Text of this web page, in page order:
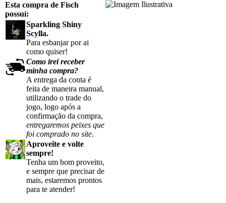
Esta compra de Fisch
possuí:
Sparkling Shiny
Scylla.
Para esbanjar por ai
como quiser!
Como irei receber
minha compra?
A entrega da conta é
feita de maneira manual,
utilizando o trade do
jogo, logo após a
confirmação da compra,
entregaremos peixes que
foi comprado no site.
Aproveite e volte
sempre!
Tenha um bom proveito,
e sempre que precisar de
mais, estaremos prontos
para te atender!